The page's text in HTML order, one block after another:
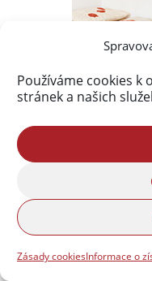
Používáme cookies k
stránek a našich
Zásady cookiesInformace o